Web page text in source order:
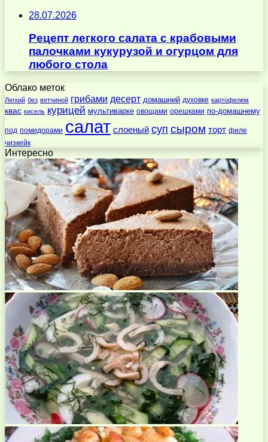
28.07.2026
Рецепт легкого салата с крабовыми
палочками кукурузой и огурцом для
любого стола
Облако меток
Легкий без ветчиной грибами десерт домашний духовке картофелем
квас кисель курицей мультиварке овощами орешками по-домашнему
под помидорами салат слоеный суп сыром торт филе
чизкейк
Интересно